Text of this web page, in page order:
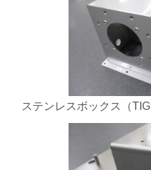
ステンレスボックス（